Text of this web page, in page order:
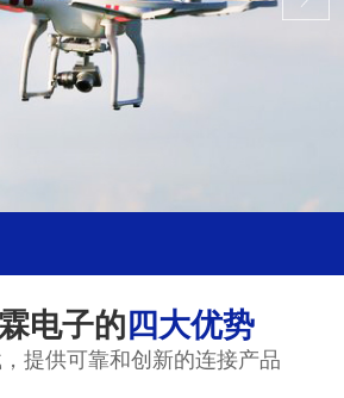
电子的 四大优势
提供可靠和创新的连接产品